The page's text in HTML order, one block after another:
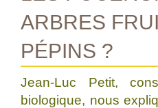
ARBRES
PÉPINS ?
Jean-Luc Petit,
biologique, nous